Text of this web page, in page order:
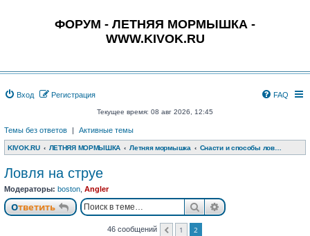
ФОРУМ - ЛЕТНЯЯ МОРМЫШКА -
WWW.KIVOK.RU
Вход Регистрация FAQ
Текущее время: 08 авг 2026, 12:45
Темы без ответов | Активные темы
KIVOK.RU ЛЕТНЯЯ МОРМЫШКА Летняя мормышка Снасти и способы ловли с боковым кивком
Ловля на струе
Модераторы: boston Angler
Ответить ПоискРасширенный
46 сообщений Пред.
1 2